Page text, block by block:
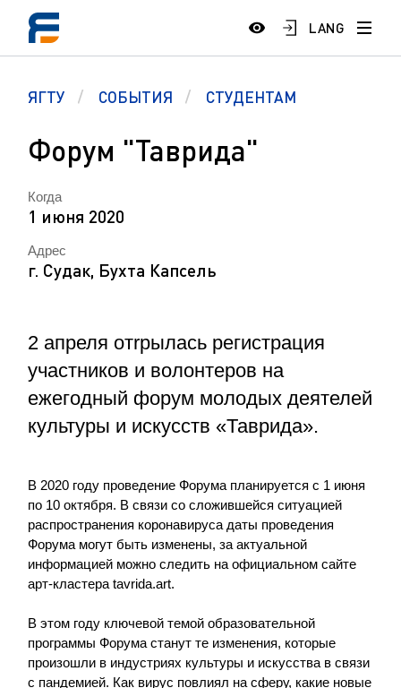
LANG
ЯГТУ СОБЫТИЯ СТУДЕНТАМ
Форум "Таврида"
2 апреля отrрылась регистрация
участников и волонтеров на
ежегодный форум молодых деятелей
культуры и искусств «Таврида».
В 2020 году проведение Форума планируется с 1 июня
по 10 октября. В связи со сложившейся ситуацией
распространения коронавируса даты проведения
Форума могут быть изменены, за актуальной
информацией можно следить на официальном сайте
арт-кластера tavrida.art.
В этом году ключевой темой образовательной
программы Форума станут те изменения, которые
произошли в индустриях культуры и искусства в связи
с пандемией. Как вирус повлиял на сферу, какие новые
Когда
1 июня 2020
Адрес
г. Судак, Бухта Капсель